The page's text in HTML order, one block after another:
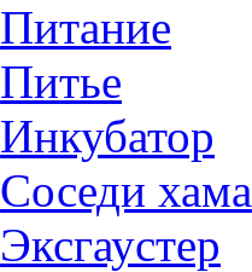
Питание
Питье
Инкубатор
Соседи хама
Эксгаустер